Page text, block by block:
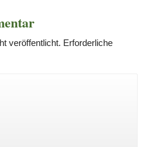
veröffentlicht. Erforderliche